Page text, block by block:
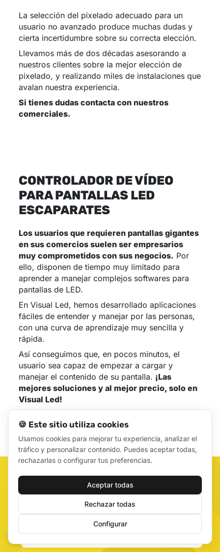
La selección del pixelado adecuado para un
usuario no avanzado produce muchas dudas y
cierta incertidumbre sobre su correcta elección.
Llevamos más de dos décadas asesorando a
nuestros clientes sobre la mejor elección de
pixelado, y realizando miles de instalaciones que
avalan nuestra experiencia.
Si tienes dudas contacta con nuestros
comerciales.
CONTROLADOR DE VÍDEO
PARA PANTALLAS LED
ESCAPARATES
Los usuarios que requieren pantallas gigantes
en sus comercios suelen ser empresarios
muy comprometidos con sus negocios. Por
ello, disponen de tiempo muy limitado para
aprender a manejar complejos softwares para
pantallas de LED.
En Visual Led, hemos desarrollado aplicaciones
fáciles de entender y manejar por las personas,
con una curva de aprendizaje muy sencilla y
rápida.
Así conseguimos que, en pocos minutos, el
usuario sea capaz de empezar a cargar y
manejar el contenido de su pantalla. ¡Las
mejores soluciones y al mejor precio, solo en
Visual Led!
CALCULA EL PRECIO DE TU
PANTALLA PARA ESCAPARATE
🍪 Este sitio utiliza cookies
Usamos cookies para mejorar tu experiencia, analizar el
tráfico y personalizar contenido. Puedes aceptar todas,
rechazarlas o configurar tus preferencias.
Aceptar todas
Rechazar todas
Configurar
🍪